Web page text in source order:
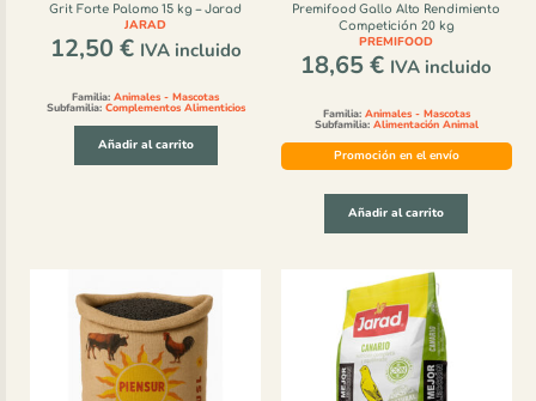
Grit Forte Palomo 15 kg – Jarad
JARAD
12,50 € IVA incluido
Familia:Animales - Mascotas
Subfamilia: Complementos Alimenticios
Añadir al carrito
Premifood Gallo Alto Rendimiento
Competición 20 kg
PREMIFOOD
18,65€ IVA incluido
Familia: Animales - Mascotas
Subfamilia: Alimentación Animal
Promoción en el envío
Añadir al carrito